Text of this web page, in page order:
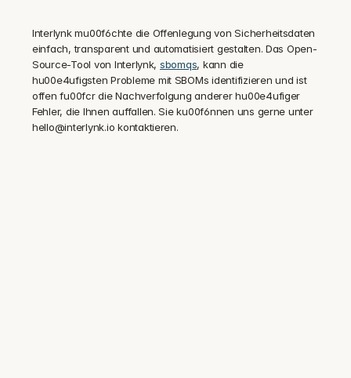
Interlynk mu00f6chte die Offenlegung von Sicherheitsdaten
einfach, transparent und automatisiert gestalten. Das Open-
Source-Tool von Interlynk, sbomqs, kann die
hu00e4ufigsten Probleme mit SBOMs identifizieren und ist
offen fu00fcr die Nachverfolgung anderer hu00e4ufiger
Fehler, die Ihnen auffallen. Sie ku00f6nnen uns gerne unter
hello@interlynk.io kontaktieren.